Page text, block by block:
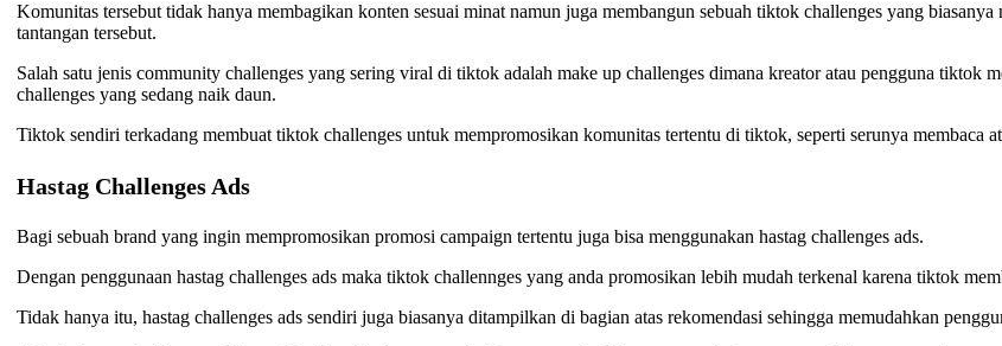
Komunitas tersebut tidak hanya membagikan konten sesuai minat namun juga membangun sebuah tiktok challenges yang
tantangan tersebut.
Salah satu jenis community challenges yang sering viral di tiktok adalah make up challenges dimana kreator atau pengguna tiktok
challenges yang sedang naik daun.
Tiktok sendiri terkadang membuat tiktok challenges untuk mempromosikan komunitas tertentu di tiktok, seperti serunya membaca
Hastag Challenges Ads
Bagi sebuah brand yang ingin mempromosikan promosi campaign tertentu juga bisa menggunakan hastag challenges ads.
Dengan penggunaan hastag challenges ads maka tiktok challennges yang anda promosikan lebih mudah terkenal karena tiktok
Tidak hanya itu, hastag challenges ads sendiri juga biasanya ditampilkan di bagian atas rekomendasi sehingga memudahkan